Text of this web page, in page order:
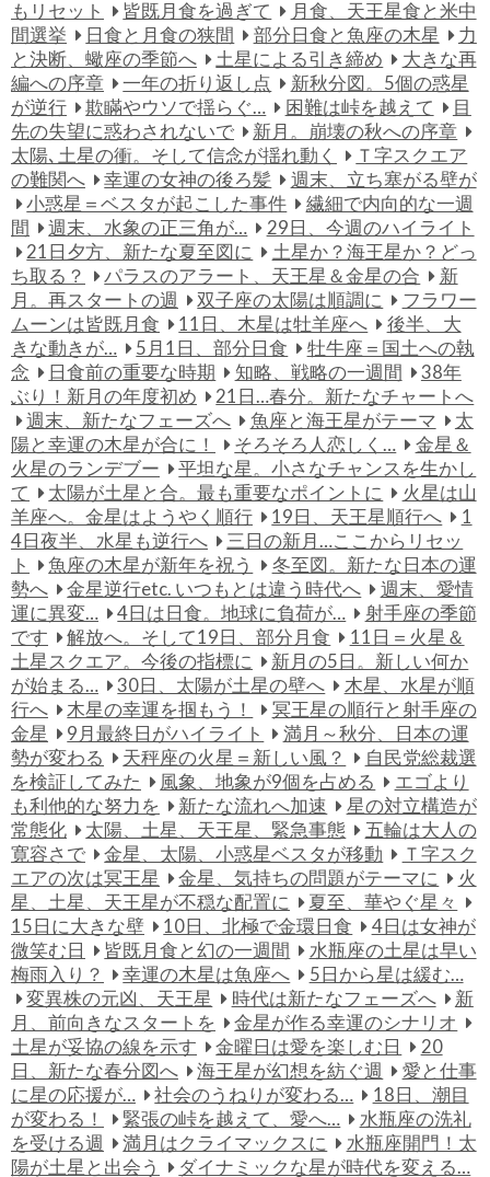
もリセット
皆既月食を過ぎて
月食、天王星食と米中
間選挙
日食と月食の狭間 部分日食と魚座の木星
力
と決断、蠍座の季節へ
土星による引き締め
大きな再
編への序章
一年の折り返し点
新秋分図。5個の惑星
が逆行
欺瞞やウソで揺らぐ… 困難は峠を越えて
目
先の失望に惑わされないで
新月。崩壊の秋への序章
太陽､土星の衝。そして信念が揺れ動く
Ｔ字スクエア
の難関へ
幸運の女神の後ろ髪
週末、立ち塞がる壁が
小惑星＝ベスタが起こした事件
繊細で内向的な一週
間
週末、水象の正三角が…
29日、今週のハイライト
21日夕方、新たな夏至図に
土星か？海王星か？どっ
ち取る？
パラスのアラート、天王星＆金星の合
新
月。再スタートの週
双子座の太陽は順調に
フラワー
ムーンは皆既月食
11日、木星は牡羊座へ
後半、大
きな動きが…
5月1日、部分日食
牡牛座＝国土への執
念
日食前の重要な時期 知略、戦略の一週間
38年
ぶり！新月の年度初め
21日…春分。新たなチャートへ
週末、新たなフェーズへ
魚座と海王星がテーマ
太
陽と幸運の木星が合に！
そろそろ人恋しく…
金星＆
火星のランデブー
平坦な星。小さなチャンスを生かし
て
太陽が土星と合。最も重要なポイントに
火星は山
羊座へ。金星はようやく順行
19日、天王星順行へ
1
4日夜半、水星も逆行へ
三日の新月…ここからリセッ
ト
魚座の木星が新年を祝う
冬至図。新たな日本の運
勢へ
金星逆行etc. いつもとは違う時代へ
週末、愛情
運に異変…
4日は日食。地球に負荷が…
射手座の季節
です
解放へ。そして19日、部分月食
11日＝火星＆
土星スクエア。今後の指標に
新月の5日。新しい何か
が始まる…
30日、太陽が土星の壁へ
木星、水星が順
行へ
木星の幸運を掴もう！
冥王星の順行と射手座の
金星
9月最終日がハイライト
満月～秋分、日本の運
勢が変わる
天秤座の火星＝新しい風？
自民党総裁選
を検証してみた
風象、地象が9個を占める
エゴより
も利他的な努力を
新たな流れへ加速
星の対立構造が
常態化
太陽、土星、天王星、緊急事態
五輪は大人の
寛容さで
金星、太陽、小惑星ベスタが移動
Ｔ字スク
エアの次は冥王星
金星、気持ちの問題がテーマに
火
星、土星、天王星が不穏な配置に
夏至、華やぐ星々
15日に大きな壁
10日、北極で金環日食
4日は女神が
微笑む日
皆既月食と幻の一週間
水瓶座の土星は早い
梅雨入り？
幸運の木星は魚座へ
5日から星は緩む…
変異株の元凶、天王星
時代は新たなフェーズへ
新
月、前向きなスタートを
金星が作る幸運のシナリオ
土星が妥協の線を示す
金曜日は愛を楽しむ日
20
日、新たな春分図へ
海王星が幻想を紡ぐ週
愛と仕事
に星の応援が…
社会のうねりが変わる…
18日、潮目
が変わる！
緊張の峠を越えて、愛へ…
水瓶座の洗礼
を受ける週
満月はクライマックスに
水瓶座開門！太
陽が土星と出会う
ダイナミックな星が時代を変える…